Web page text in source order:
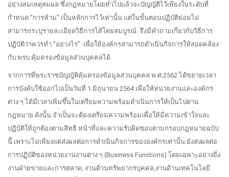
อย่างสมเหตุสมผล ซึ่งกฎหมายโดยทั่วไปแล้วจะบัญญัติไว้เพียงในระดับที่
กำหนด “การห้าม” เป็นหลักการไว้เท่านั้น แต่ในขั้นตอนปฏิบัติย่อมไม่
สามารถระบุรายละเอียดวิธีการได้โดยสมบูรณ์ จึงมีคำถามเกี่ยวกับวิธีการ
ปฏิบัติว่าควรทำ “อย่างไร” เพื่อให้องค์กรสามารถดำเนินกิจการให้สอดคล้อง
กับ พรบ.คุ้มครองข้อมูลส่วนบุคคลได้
จากการที่พระราชบัญญัติคุ้มครองข้อมูลส่วนบุคคล พ.ศ.2562 ได้ขยายเวลา
การบังคับใช้ออกไปเป็นวันที่ 1 มิถุนายน 2564 เพื่อให้หน่วยงานและองค์กร
ต่าง ๆ ได้มีเวลาเพิ่มขึ้นในเตรียมความพร้อมดำเนินการให้เป็นไปตาม
กฎหมาย ดังนั้น จำเป็นจะต้องเตรียมความพร้อมเพื่อให้มีความเข้าใจและ
ปฏิบัติให้ถูกต้องตามสิทธิ หน้าที่และความรับผิดชอบตามกรอบกฎหมายฉบับ
นี้ เพราะไม่เพียงแต่ส่งผลต่อการดำเนินกิจการขององค์กรเท่านั้น ยังส่งผลต่อ
การปฏิบัติของหน่วยงานงานต่าง ๆ (Business Functions) โดยเฉพาะอย่างยิ่ง
งานฝ่ายขายและการตลาด, งานด้านทรัพยากรบุคคล,งานด้านเทคโนโลยี